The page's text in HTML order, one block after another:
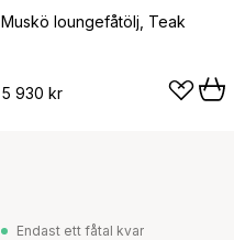
Muskö loungefåtölj, Teak
5 930 kr
Endast ett fåtal kvar